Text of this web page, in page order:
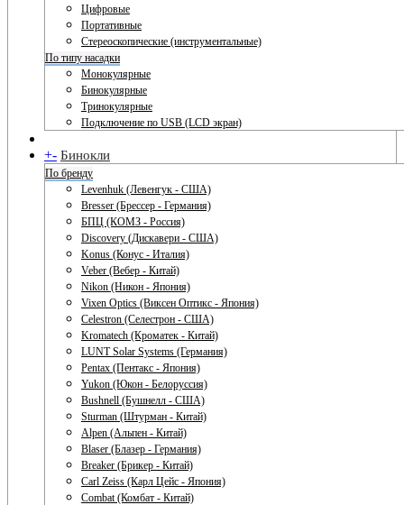
Цифровые
Портативные
Стереоскопические (инструментальные)
По типу насадки
Монокулярные
Бинокулярные
Тринокулярные
Подключение по USB (LCD экран)
+- Бинокли
По бренду
Levenhuk (Левенгук - США)
Bresser (Брессер - Германия)
БПЦ (КОМЗ - Россия)
Discovery (Дискавери - США)
Konus (Конус - Италия)
Veber (Вебер - Китай)
Nikon (Никон - Япония)
Vixen Optics (Виксен Оптикс - Япония)
Celestron (Селестрон - США)
Kromatech (Кроматек - Китай)
LUNT Solar Systems (Германия)
Pentax (Пентакс - Япония)
Yukon (Юкон - Белоруссия)
Bushnell (Бушнелл - США)
Sturman (Штурман - Китай)
Alpen (Альпен - Китай)
Blaser (Блазер - Германия)
Breaker (Брикер - Китай)
Carl Zeiss (Карл Цейс - Япония)
Combat (Комбат - Китай)